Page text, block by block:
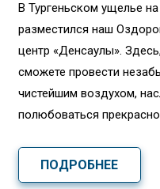
В Тургеньском ущелье
разместился наш
центр «Денсаулық».
сможете провести
чистейшим воздухом,
полюбоваться
ПОДРОБНЕЕ